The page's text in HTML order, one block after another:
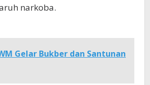
narkoba.
Gelar Bukber dan Santunan